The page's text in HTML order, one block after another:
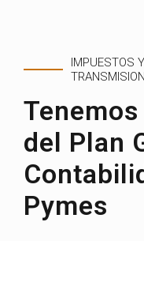
IMPUESTOS
del Plan
Pymes